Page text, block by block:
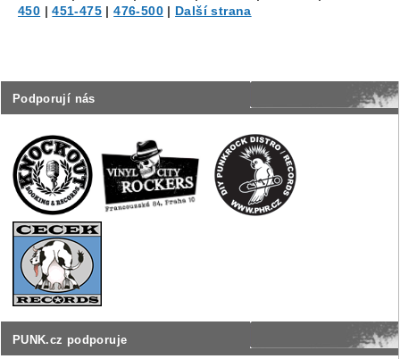
Podporují nás
PUNK.cz podporuje
450 |451-475 |476-500| Další strana